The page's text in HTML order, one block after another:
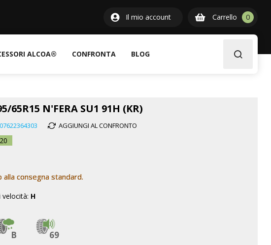
Il mio account Carrello 00
ALCOA® CONFRONTA BLOG
65R15 N'FERA SU1 91H (KR)
AGGIUNGI AL CONFRONTO
consegna standard.
velocità: H
B 69